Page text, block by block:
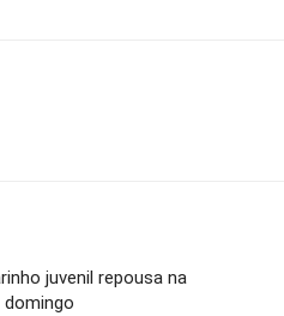
juvenil repousa na
domingo